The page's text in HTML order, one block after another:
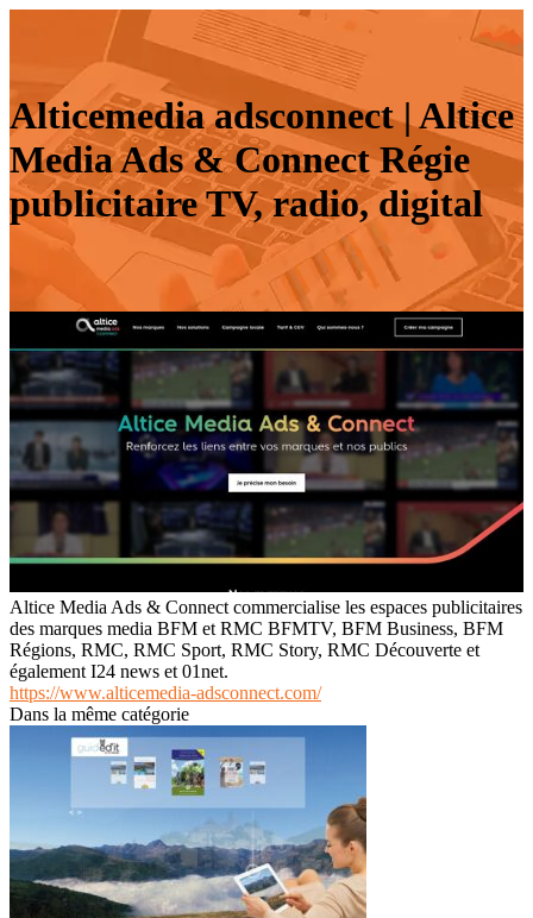
Alticemedia adsconnect | Altice
Media Ads & Connect Régie
pub­licitai­re TV, radio, digital
Altice Media Ads & Connect commercialise les espaces publicitaires
des marques media BFM et RMC BFMTV, BFM Business, BFM
Régions, RMC, RMC Sport, RMC Story, RMC Découverte et
également I24 news et 01net.
https://www.alticemedia-adsconnect.com/
Dans la même catégorie